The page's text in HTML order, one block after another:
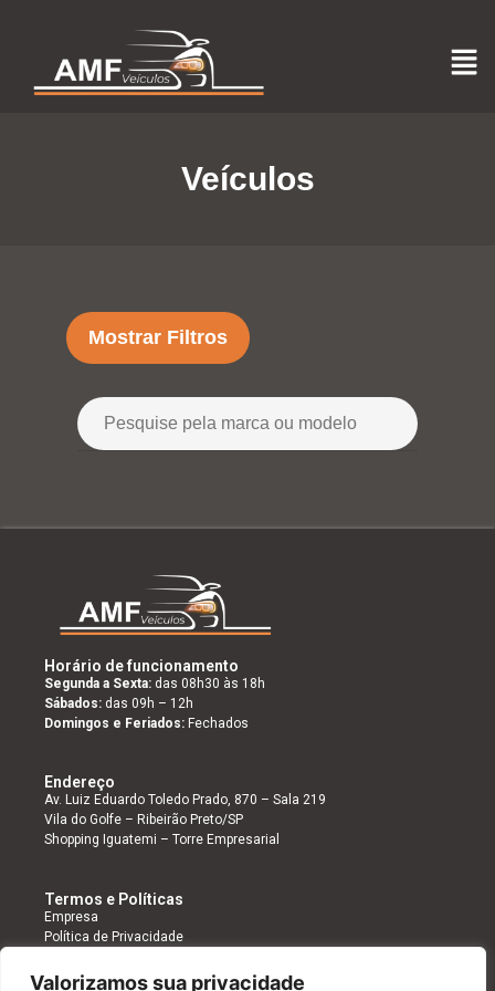
Valorizamos sua privacidade
Veículos
Mostrar Filtros
Horário de funcionamento
Segunda a Sexta: das 08h30 às 18h
Sábados: das 09h – 12h
Domingos e Feriados: Fechados
Endereço
Av. Luiz Eduardo Toledo Prado, 870 – Sala 219
Vila do Golfe – Ribeirão Preto/SP
Shopping Iguatemi – Torre Empresarial
Termos e Políticas
Empresa
Política de Privacidade
Siga-nos nas